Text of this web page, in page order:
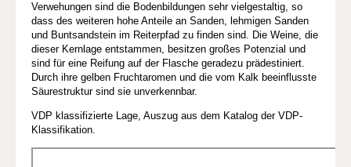
Verwehungen sind die Bodenbildungen sehr vielgestaltig, so
dass des weiteren hohe Anteile an Sanden, lehmigen Sanden
und Buntsandstein im Reiterpfad zu finden sind. Die Weine, die
dieser Kernlage entstammen, besitzen großes Potenzial und
sind für eine Reifung auf der Flasche geradezu prädestiniert.
Durch ihre gelben Fruchtaromen und die vom Kalk beeinflusste
Säurestruktur sind sie unverkennbar.
VDP klassifizierte Lage, Auszug aus dem Katalog der VDP-
Klassifikation.